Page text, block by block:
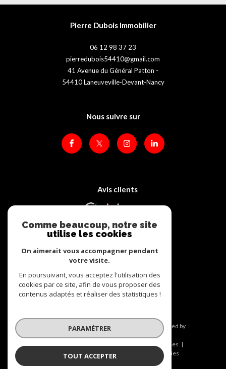
Pierre Dubois Immobilier
06 12 98 37 23
pierredubois54410@gmail.com
41 Avenue du Général Patton -
54410 Laneuveville-Devant-Nancy
Nous suivre sur
Avis clients
Adhérents
© 2026 | Tous droits réservés | Traduction powered by
Mentions légales
Admin
Nos liens Politique RGPD Cookies
Comme beaucoup, notre site
utilise les cookies
On aimerait vous accompagner pendant
votre visite.
En poursuivant, vous acceptez l'utilisation des
cookies par ce site, afin de vous proposer des
contenus adaptés et réaliser des statistiques !
PARAMÉTRER
TOUT ACCEPTER